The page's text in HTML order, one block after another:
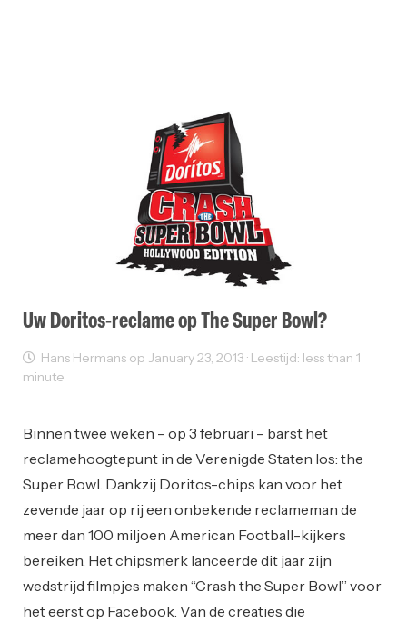
Uw Doritos-reclame op The Super Bowl?
Hans Hermans op January 23, 2013 · Leestijd: less than 1
minute
Binnen twee weken – op 3 februari – barst het
reclamehoogtepunt in de Verenigde Staten los: the
Super Bowl. Dankzij Doritos-chips kan voor het
zevende jaar op rij een onbekende reclameman de
meer dan 100 miljoen American Football-kijkers
bereiken. Het chipsmerk lanceerde dit jaar zijn
wedstrijd filmpjes maken “Crash the Super Bowl” voor
het eerst op Facebook. Van de creaties die